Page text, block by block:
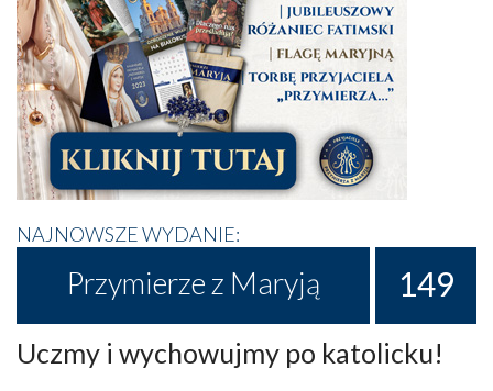
NAJNOWSZE WYDANIE:
Przymierze z Maryją 149
Uczmy i wychowujmy po katolicku!